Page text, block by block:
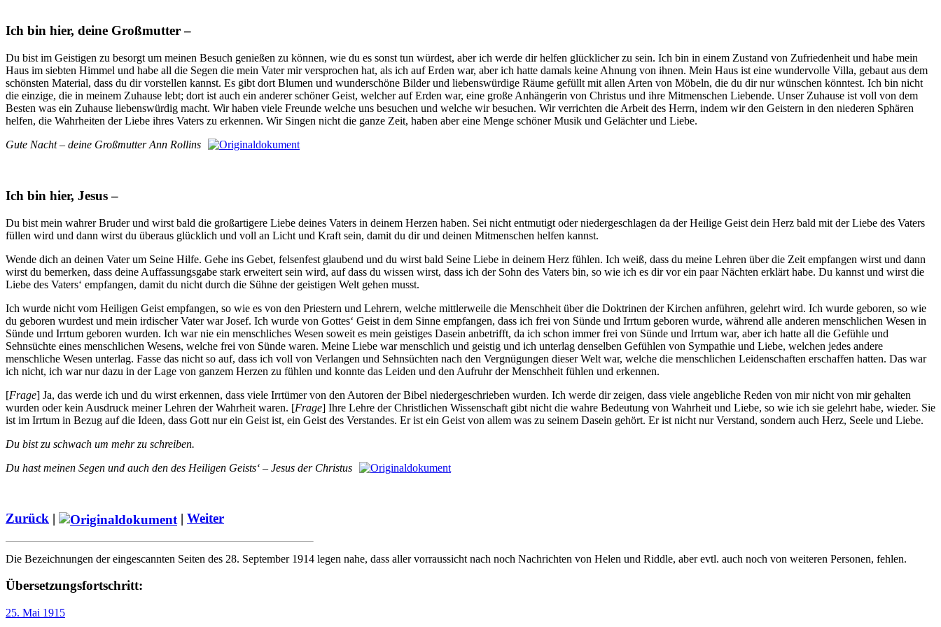
Ich bin hier, deine Großmutter –
Du bist im Geistigen zu besorgt um meinen Besuch genießen zu können, wie du es sonst tun würdest, aber ich werde dir helfen glücklicher zu sein. Ich bin in einem Zustand von Zufriedenheit und habe mein
Haus im siebten Himmel und habe all die Segen die mein Vater mir versprochen hat, als ich auf Erden war, aber ich hatte damals keine Ahnung von ihnen. Mein Haus ist eine wundervolle Villa, gebaut aus dem
schönsten Material, dass du dir vorstellen kannst. Es gibt dort Blumen und wunderschöne Bilder und liebenswürdige Räume gefüllt mit allen Arten von Möbeln, die du dir nur wünschen könntest. Ich bin nicht
die einzige, die in meinem Zuhause lebt; dort ist auch ein anderer schöner Geist, welcher auf Erden war, eine große Anhängerin von Christus und ihre Mitmenschen Liebende. Unser Zuhause ist voll von dem
Besten was ein Zuhause liebenswürdig macht. Wir haben viele Freunde welche uns besuchen und welche wir besuchen. Wir verrichten die Arbeit des Herrn, indem wir den Geistern in den niederen Sphären
helfen, die Wahrheiten der Liebe ihres Vaters zu erkennen. Wir Singen nicht die ganze Zeit, haben aber eine Menge schöner Musik und Gelächter und Liebe.
Gute Nacht – deine Großmutter Ann Rollins
Ich bin hier, Jesus –
Du bist mein wahrer Bruder und wirst bald die großartigere Liebe deines Vaters in deinem Herzen haben. Sei nicht entmutigt oder niedergeschlagen da der Heilige Geist dein Herz bald mit der Liebe des Vaters
füllen wird und dann wirst du überaus glücklich und voll an Licht und Kraft sein, damit du dir und deinen Mitmenschen helfen kannst.
Wende dich an deinen Vater um Seine Hilfe. Gehe ins Gebet, felsenfest glaubend und du wirst bald Seine Liebe in deinem Herz fühlen. Ich weiß, dass du meine Lehren über die Zeit empfangen wirst und dann
wirst du bemerken, dass deine Auffassungsgabe stark erweitert sein wird, auf dass du wissen wirst, dass ich der Sohn des Vaters bin, so wie ich es dir vor ein paar Nächten erklärt habe. Du kannst und wirst die
Liebe des Vaters‘ empfangen, damit du nicht durch die Sühne der geistigen Welt gehen musst.
Ich wurde nicht vom Heiligen Geist empfangen, so wie es von den Priestern und Lehrern, welche mittlerweile die Menschheit über die Doktrinen der Kirchen anführen, gelehrt wird. Ich wurde geboren, so wie
du geboren wurdest und mein irdischer Vater war Josef. Ich wurde von Gottes‘ Geist in dem Sinne empfangen, dass ich frei von Sünde und Irrtum geboren wurde, während alle anderen menschlichen Wesen in
Sünde und Irrtum geboren wurden. Ich war nie ein menschliches Wesen soweit es mein geistiges Dasein anbetrifft, da ich schon immer frei von Sünde und Irrtum war, aber ich hatte all die Gefühle und
Sehnsüchte eines menschlichen Wesens, welche frei von Sünde waren. Meine Liebe war menschlich und geistig und ich unterlag denselben Gefühlen von Sympathie und Liebe, welchen jedes andere
menschliche Wesen unterlag. Fasse das nicht so auf, dass ich voll von Verlangen und Sehnsüchten nach den Vergnügungen dieser Welt war, welche die menschlichen Leidenschaften erschaffen hatten. Das war
ich nicht, ich war nur dazu in der Lage von ganzem Herzen zu fühlen und konnte das Leiden und den Aufruhr der Menschheit fühlen und erkennen.
[Frage] Ja, das werde ich und du wirst erkennen, dass viele Irrtümer von den Autoren der Bibel niedergeschrieben wurden. Ich werde dir zeigen, dass viele angebliche Reden von mir nicht von mir gehalten
wurden oder kein Ausdruck meiner Lehren der Wahrheit waren. [Frage] Ihre Lehre der Christlichen Wissenschaft gibt nicht die wahre Bedeutung von Wahrheit und Liebe, so wie ich sie gelehrt habe, wieder. Sie
ist im Irrtum in Bezug auf die Ideen, dass Gott nur ein Geist ist, ein Geist des Verstandes. Er ist ein Geist von allem was zu seinem Dasein gehört. Er ist nicht nur Verstand, sondern auch Herz, Seele und Liebe.
Du bist zu schwach um mehr zu schreiben.
Du hast meinen Segen und auch den des Heiligen Geists‘ – Jesus der Christus
Zurück | | Weiter
Die Bezeichnungen der eingescannten Seiten des 28. September 1914 legen nahe, dass aller vorraussicht nach noch Nachrichten von Helen und Riddle, aber evtl. auch noch von weiteren Personen, fehlen.
Übersetzungsfortschritt:
25. Mai 1915